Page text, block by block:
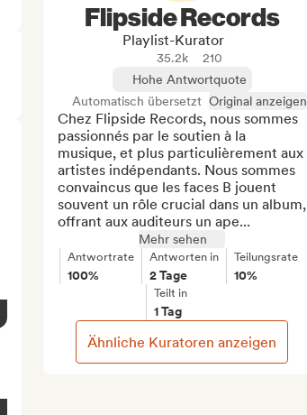
Flipside Records
Playlist-Kurator
35.2k
210
Hohe Antwortquote
Automatisch übersetzt Original anzeigen
Chez Flipside Records, nous sommes
passionnés par le soutien à la
musique, et plus particulièrement aux
artistes indépendants. Nous sommes
convaincus que les faces B jouent
souvent un rôle crucial dans un album,
offrant aux auditeurs un ape...
Mehr sehen
Antwortrate
100%
Antworten in
2 Tage
Teilungsrate
10%
Teilt in
1 Tag
Ähnliche Kuratoren anzeigen